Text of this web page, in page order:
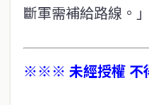
斷軍需補給路線。」
※※※ 未經授權